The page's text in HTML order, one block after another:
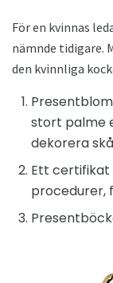
För en kvinnas
nämnde tidigare.
den kvinnliga
stort palme
dekorera
Ett certifikat
procedurer,